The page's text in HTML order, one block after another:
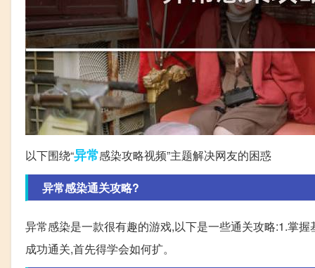
以下围绕“异常感染攻略视频”主题解决网友的困惑
异常感染通关攻略?
异常感染是一款很有趣的游戏,以下是一些通关攻略:1.掌
成功通关,首先得学会如何扩。